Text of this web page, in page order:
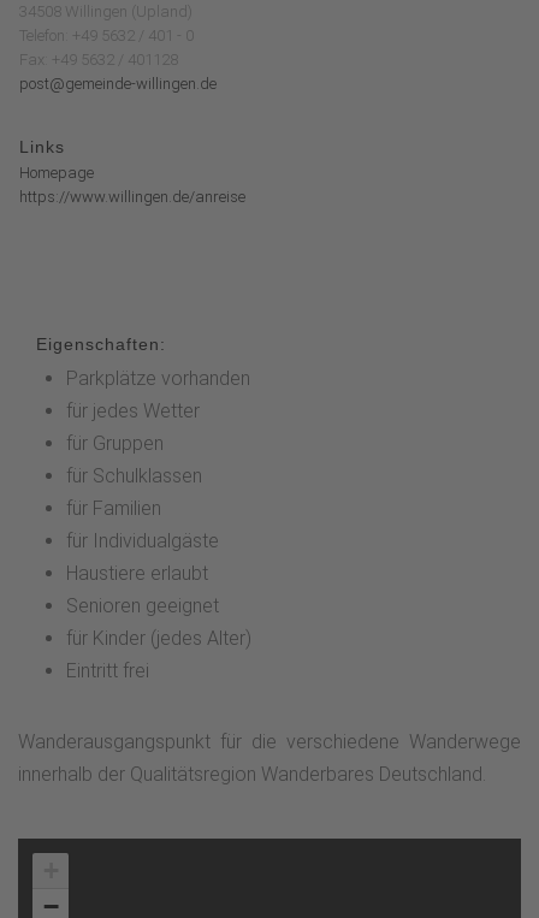
34508 Willingen (Upland)
Telefon: +49 5632 / 401 - 0
Fax: +49 5632 / 401128
post@gemeinde-willingen.de
Links
Homepage
https://www.willingen.de/anreise
Eigenschaften:
Parkplätze vorhanden
für jedes Wetter
für Gruppen
für Schulklassen
für Familien
für Individualgäste
Haustiere erlaubt
Senioren geeignet
für Kinder (jedes Alter)
Eintritt frei
Wanderausgangspunkt für die verschiedene Wanderwege
innerhalb der Qualitätsregion Wanderbares Deutschland.
−